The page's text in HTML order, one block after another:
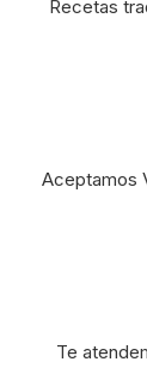
Recetas
Aceptamos
Te